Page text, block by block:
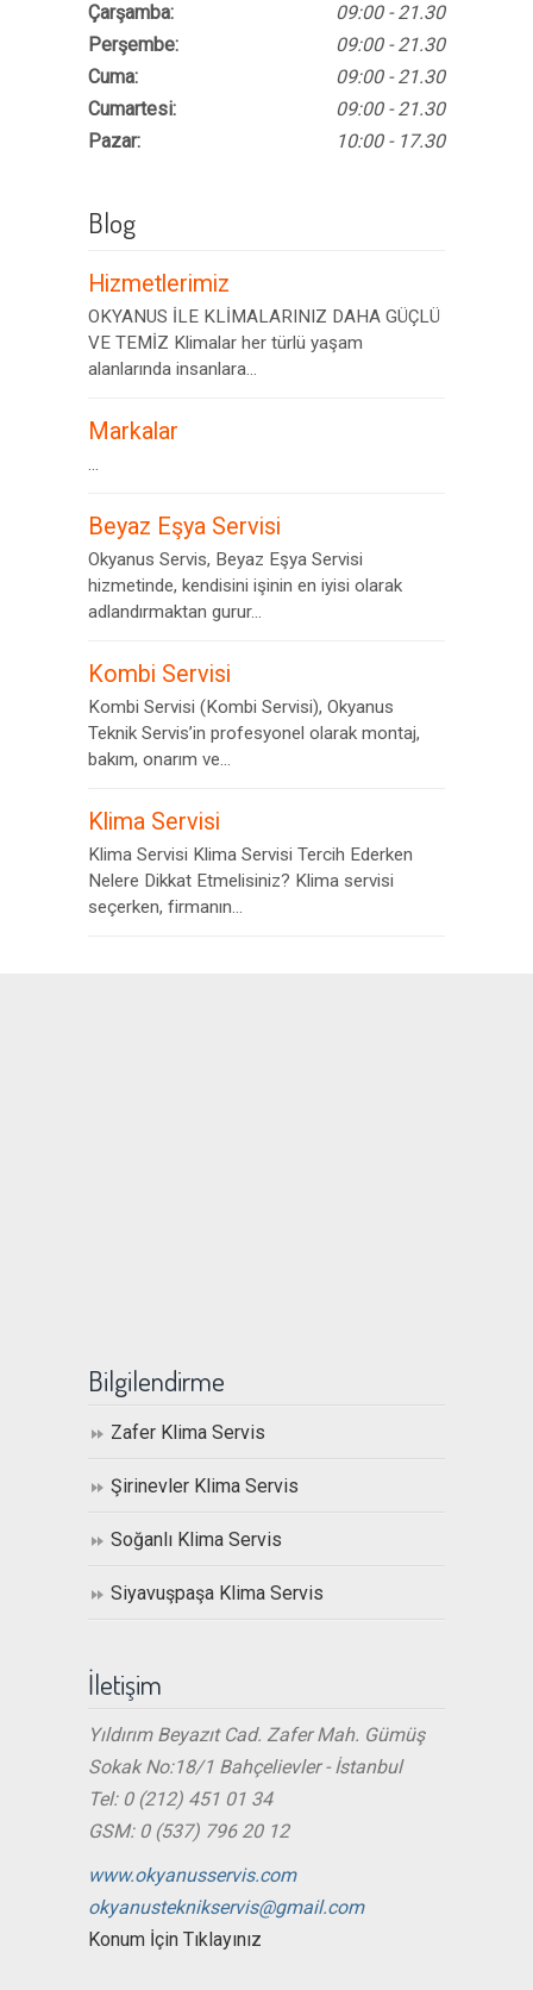
Çarşamba:
Perşembe:
Cuma:
Cumartesi:
Pazar:
09:00 - 21.30
09:00 - 21.30
09:00 - 21.30
09:00 - 21.30
10:00 - 17.30
Blog
Hizmetlerimiz
OKYANUS İLE KLİMALARINIZ DAHA GÜÇLÜ
VE TEMİZ Klimalar her türlü yaşam
alanlarında insanlara...
Markalar
...
Beyaz Eşya Servisi
Okyanus Servis, Beyaz Eşya Servisi
hizmetinde, kendisini işinin en iyisi olarak
adlandırmaktan gurur...
Kombi Servisi
Kombi Servisi (Kombi Servisi), Okyanus
Teknik Servis’in profesyonel olarak montaj,
bakım, onarım ve...
Klima Servisi
Klima Servisi Klima Servisi Tercih Ederken
Nelere Dikkat Etmelisiniz? Klima servisi
seçerken, firmanın...
Bilgilendirme
Zafer Klima Servis
Şirinevler Klima Servis
Soğanlı Klima Servis
Siyavuşpaşa Klima Servis
İletişim
Yıldırım Beyazıt Cad. Zafer Mah. Gümüş
Sokak No:18/1 Bahçelievler - İstanbul
Tel: 0 (212) 451 01 34
GSM: 0 (537) 796 20 12
www.okyanusservis.com
okyanusteknikservis@gmail.com
Konum İçin Tıklayınız